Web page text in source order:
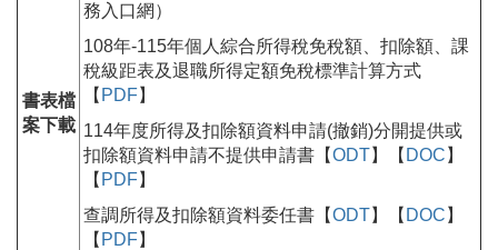
書表檔
案下載
務入口網）
108年-115年個人綜合所得稅免稅額、扣除額、課
稅級距表及退職所得定額免稅標準計算方式
【 PDF】
114年度所得及扣除額資料申請(撤銷)分開提供或
扣除額資料申請不提供申請書【ODT】【 DOC 】
【 PDF】
查調所得及扣除額資料委任書【ODT】【 DOC 】
【 PDF】